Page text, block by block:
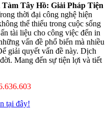
Tây Hồ: Giải Pháp Tiện
thời đại công nghệ hiện
thể thiếu trong cuộc sống
tài liệu cho công việc đến in
vấn đề phổ biến mà nhiều
giải quyết vấn đề này. Dịch
Mang đến sự tiện lợi và tiết
tại đây!